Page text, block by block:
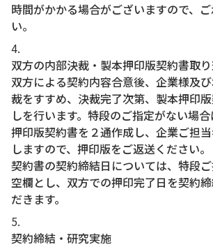
時間がかかる場合がございますので、
い。
双方の内部決裁・製本押印版契約書取
双方による契約内容合意後、企業様及
裁をすすめ、決裁完了次第、製本押印
しを行います。特段のご指定がない場
押印版契約書を２通作成し、企業ご担
しますので、押印版をご返送ください。
契約書の契約締結日については、特段
空欄とし、双方での押印完了日を契約
だきます。
契約締結・研究実施